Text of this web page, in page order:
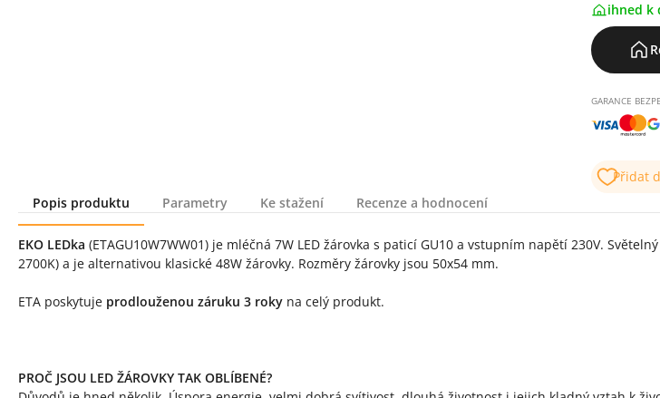
ihned k
GARANCE
Přidat
Popis produktu
Parametry Ke stažení Recenze a hodnocení
Popis produktu
EKO LEDka (ETAGU10W7WW01) je mléčná 7W LED žárovka s paticí GU10 a vstupním napětí 230V.
2700K) a je alternativou klasické 48W žárovky. Rozměry žárovky jsou 50x54 mm.
ETA poskytuje prodlouženou záruku 3 roky na celý produkt.
PROČ JSOU LED ŽÁROVKY TAK OBLÍBENÉ?